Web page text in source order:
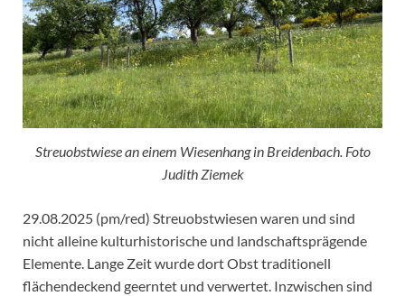
Streuobstwiese an einem Wiesenhang in Breidenbach. Foto
Judith Ziemek
29.08.2025 (pm/red) Streuobstwiesen waren und sind
nicht alleine kulturhistorische und landschaftsprägende
Elemente. Lange Zeit wurde dort Obst traditionell
flächendeckend geerntet und verwertet. Inzwischen sind